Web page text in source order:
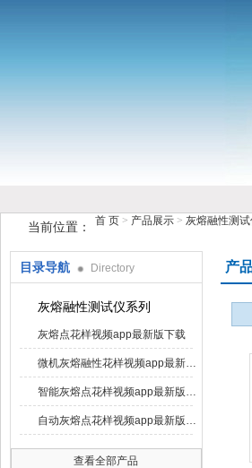
当前位置： 首 页 > 产品展示 > 灰熔融性测试
目录导航 Directory
灰熔融性测试仪系列
灰熔点花样视频app最新版下载
微机灰熔融性花样视频app最新版下载
智能灰熔点花样视频app最新版下载
自动灰熔点花样视频app最新版下载
查看全部产品
产